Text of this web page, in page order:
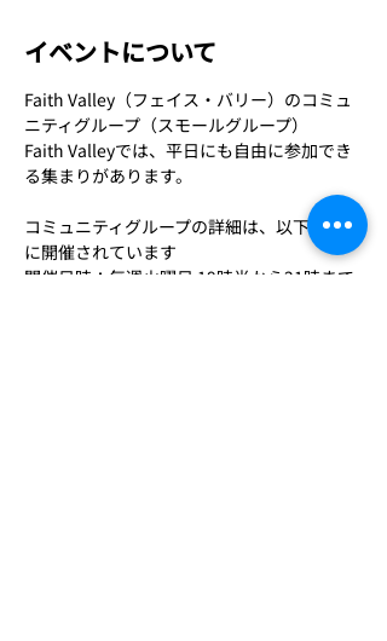
イベントについて
Faith Valley（フェイス・バリー）のコミュ
ニティグループ（スモールグループ）
Faith Valleyでは、平日にも自由に参加でき
る集まりがあります。
コミュニティグループの詳細は、以下のよう
に開催されています
開催日時：毎週火曜日 19時半から21時まで